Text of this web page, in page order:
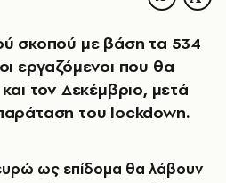
σκοπού με βάση τα 534
εργαζόμενοι που θα
τον Δεκέμβριο, μετά
του lockdown.
ως επίδομα θα λάβουν